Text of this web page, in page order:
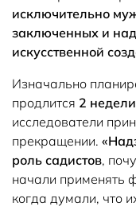
исключительно
заключенных и
искусственной
Изначально
продлится 2 недели
исследователи
прекращении.
роль садистов,
начали применять
когда думали, что